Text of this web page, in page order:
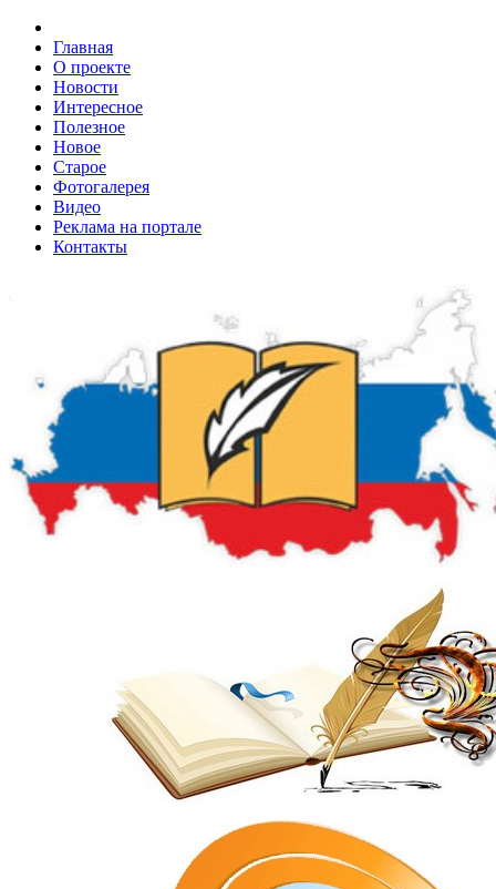
Главная
О проекте
Новости
Интересное
Полезное
Новое
Старое
Фотогалерея
Видео
Реклама на портале
Контакты